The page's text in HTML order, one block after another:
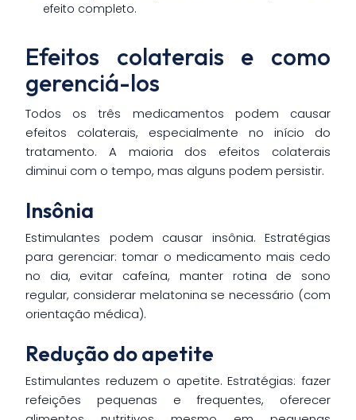
efeito completo.
Efeitos colaterais e como
gerenciá-los
Todos os três medicamentos podem causar
efeitos colaterais, especialmente no início do
tratamento. A maioria dos efeitos colaterais
diminui com o tempo, mas alguns podem persistir.
Insônia
Estimulantes podem causar insônia. Estratégias
para gerenciar: tomar o medicamento mais cedo
no dia, evitar cafeína, manter rotina de sono
regular, considerar melatonina se necessário (com
orientação médica).
Redução do apetite
Estimulantes reduzem o apetite. Estratégias: fazer
refeições pequenas e frequentes, oferecer